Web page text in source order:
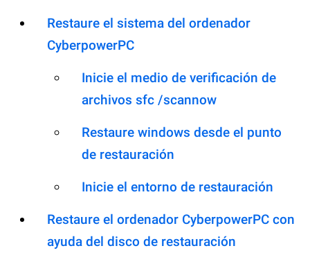
Restaure el sistema del ordenador
CyberpowerPC
Inicie el medio de verificación de
archivos sfc /scannow
Restaure windows desde el punto
de restauración
Inicie el entorno de restauración
Restaure el ordenador CyberpowerPC con
ayuda del disco de restauración